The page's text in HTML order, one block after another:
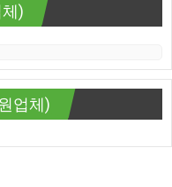
)
업체)